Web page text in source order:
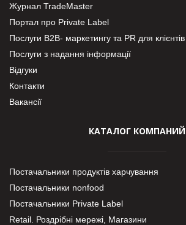
Журнал TradeMaster
Портал про Private Label
Послуги В2В- маркетингу та PR для клієнтів
Послуги з надання інформації
Відгуки
Контакти
Вакансії
КАТАЛОГ КОМПАНИЙ
Постачальники продуктів харчування
Постачальники nonfood
Постачальники Private Label
Retail. Роздрібні мережі, Магазини